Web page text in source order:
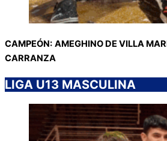
CAMPEÓN: AMEGHINO DE VILLA
CARRANZA
LIGA U13 MASCULINA